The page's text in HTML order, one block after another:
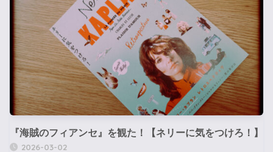
『海賊のフィアンセ』を観た！【ネリーに気をつけろ！】
2026-03-02